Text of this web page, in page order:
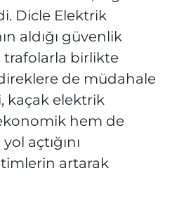
Dicle Elektrik
aldığı güvenlik
birlikte
de müdahale
kaçak elektrik
hem de
açtığını
artarak